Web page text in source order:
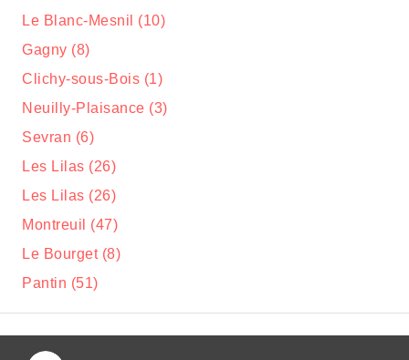
Le Blanc-Mesnil (10)
Gagny (8)
Clichy-sous-Bois (1)
Neuilly-Plaisance (3)
Sevran (6)
Les Lilas (26)
Les Lilas (26)
Montreuil (47)
Le Bourget (8)
Pantin (51)